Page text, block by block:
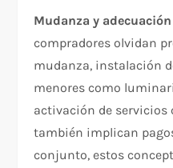
Mudanza y
compradores olvidan
mudanza, instalación
menores como
activación de servicios
también implican
conjunto, estos